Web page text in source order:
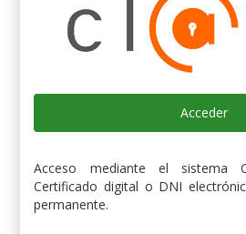
Acceder
Acceso mediante el sistema
Certificado digital o DNI
permanente.